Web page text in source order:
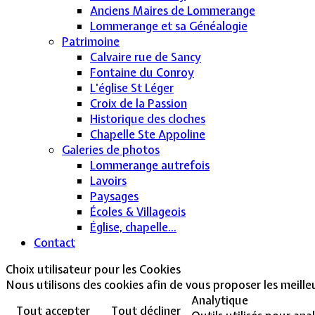
Anciens Maires de Lommerange
Lommerange et sa Généalogie
Patrimoine
Calvaire rue de Sancy
Fontaine du Conroy
L'église St Léger
Croix de la Passion
Historique des cloches
Chapelle Ste Appoline
Galeries de photos
Lommerange autrefois
Lavoirs
Paysages
Écoles & Villageois
Église, chapelle...
Contact
Choix utilisateur pour les Cookies
Nous utilisons des cookies afin de vous proposer les
Tout accepter
Tout décliner
Analytique